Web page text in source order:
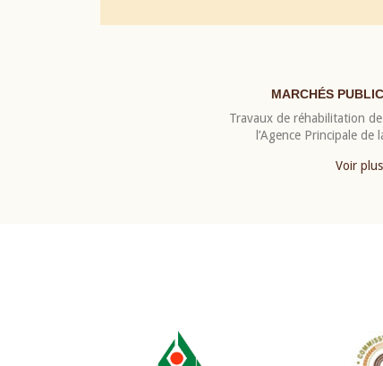
MARCHÉS
Travaux de réhabilitation
l’Agence Principale de
Voir plus